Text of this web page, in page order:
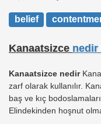
belief
Kanaatsizce nedir
Kanaatsizce nedir
zarf olarak kullanılır.
baş ve kıç
Elindekinden hoşnut